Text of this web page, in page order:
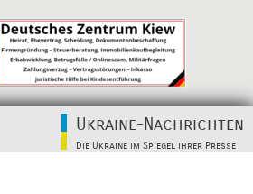
Ukraine-Nachrichten
Die Ukraine im Spiegel ihrer Presse